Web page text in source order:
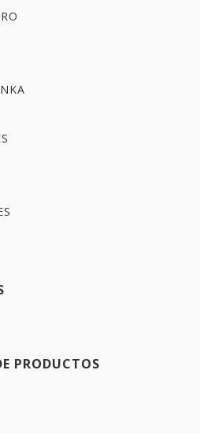
PRODUCTOS